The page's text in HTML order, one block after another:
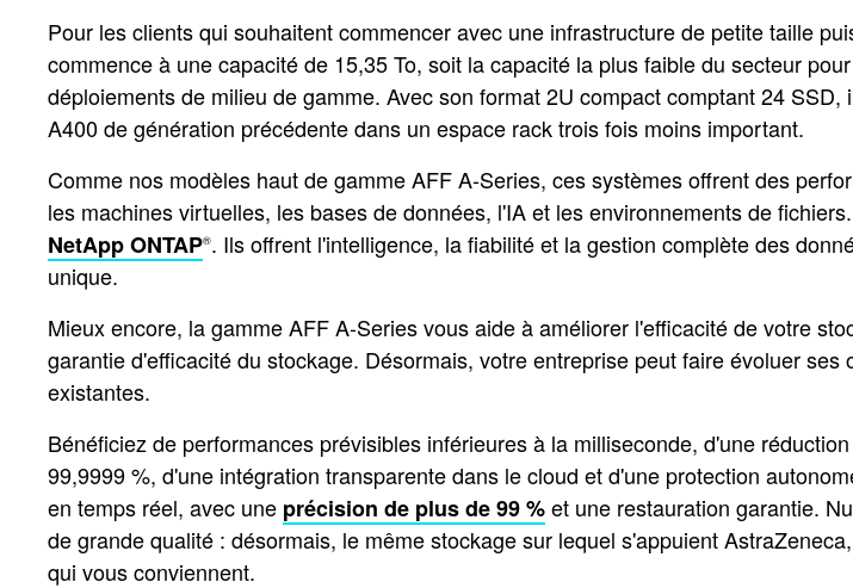
Pour les clients qui souhaitent commencer avec une infrastructure de petite taille
commence à une capacité de 15,35 To, soit la capacité la plus faible du secteur
déploiements de milieu de gamme. Avec son format 2U compact comptant 24
A400 de génération précédente dans un espace rack trois fois moins important.
Comme nos modèles haut de gamme AFF A-Series, ces systèmes offrent des
les machines virtuelles, les bases de données, l'IA et les environnements de
NetApp ONTAP®. Ils offrent l'intelligence, la fiabilité et la gestion complète des
unique.
Mieux encore, la gamme AFF A-Series vous aide à améliorer l'efficacité de votre
garantie d'efficacité du stockage. Désormais, votre entreprise peut faire évoluer
existantes.
Bénéficiez de performances prévisibles inférieures à la milliseconde, d'une
99,9999 %, d'une intégration transparente dans le cloud et d'une protection
en temps réel, avec une précision de plus de 99 %et une restauration garantie.
de grande qualité : désormais, le même stockage sur lequel s'appuient
qui vous conviennent.